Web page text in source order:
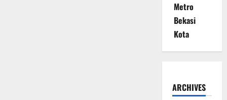
Metro
Bekasi
Kota
ARCHIVES